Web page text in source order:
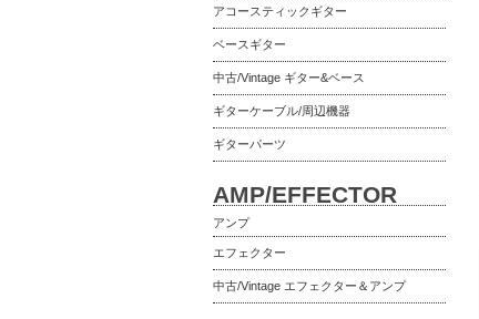
アコースティックギター
ベースギター
中古/Vintage ギター&ベース
ギターケーブル/周辺機器
ギターパーツ
AMP/EFFECTOR
アンプ
エフェクター
中古/Vintage エフェクター＆アンプ